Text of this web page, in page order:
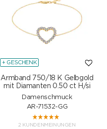
+ GESCHENK
Armband 750/18 K Gelbgold
mit Diamanten 0.50 ct H/si
Damenschmuck
AR-71532-GG
2 KUNDENMEINUNGEN